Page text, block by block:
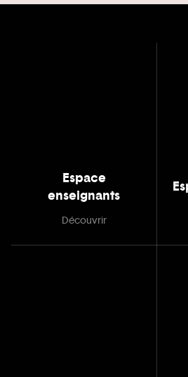
Espace
enseignants
Découvrir